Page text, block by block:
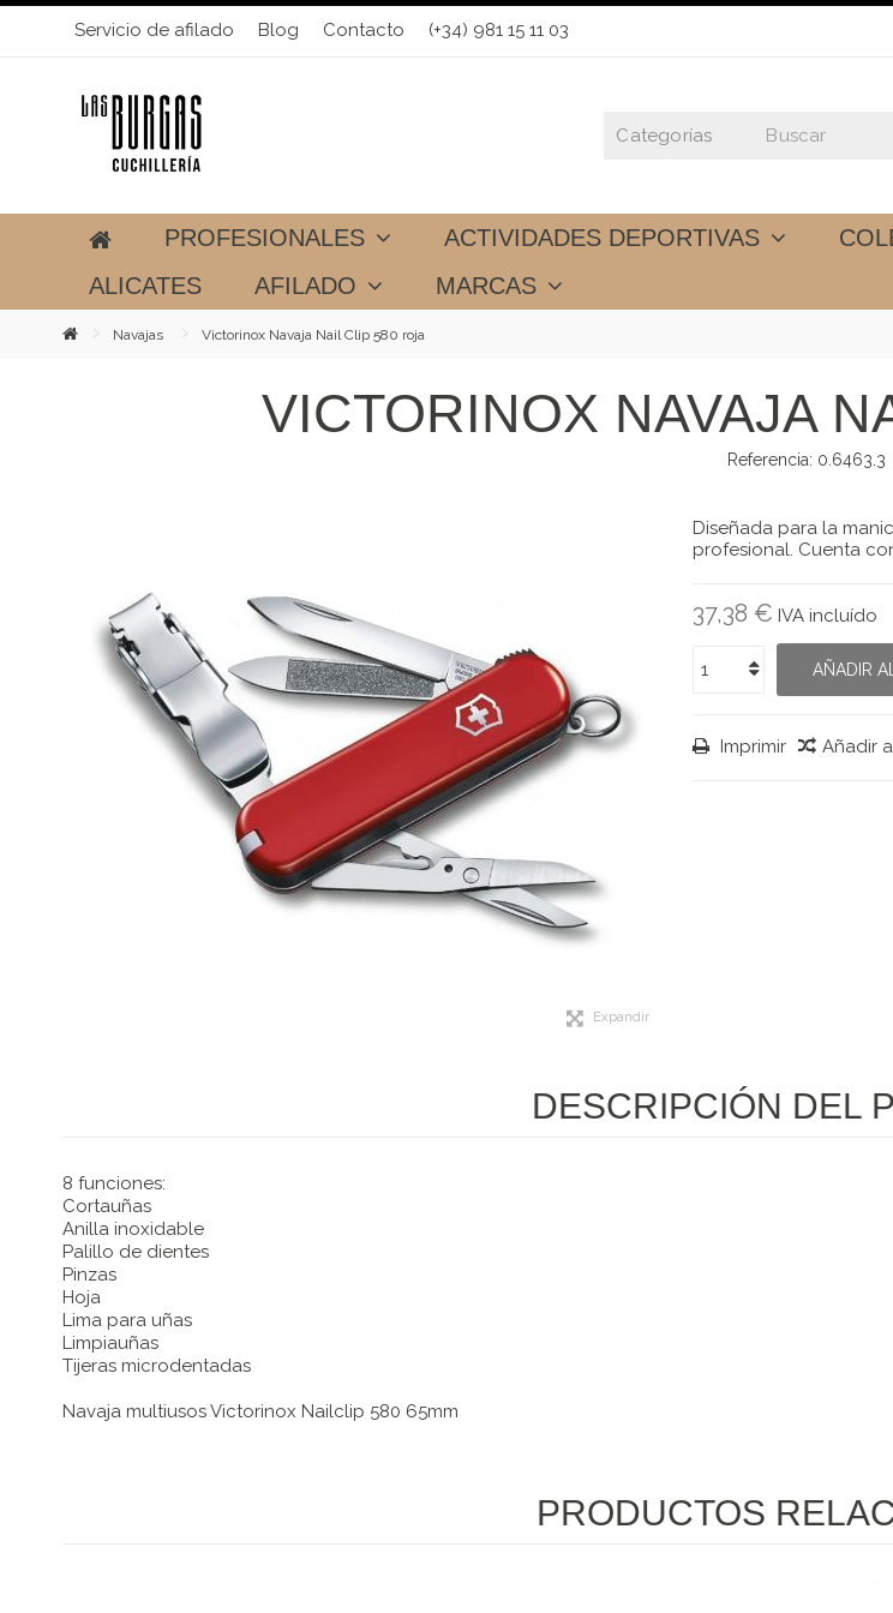
Servicio de afilado Blog Contacto (+34) 981 15 11 03
PROFESIONALES ACTIVIDADES DEPORTIVAS
ALICATES
AFILADO MARCAS
Navajas Victorinox Navaja Nail Clip 580 roja
VICTORINOX NAVAJA
Referencia: 0.6463.3
Expandir
Diseñada para la
profesional. Cuenta
37,38 € IVA incluído
AÑADIR
Imprimir Añadir
DESCRIPCIÓN DEL
8 funciones:
Cortauñas
Anilla inoxidable
Palillo de dientes
Pinzas
Hoja
Lima para uñas
Limpiauñas
Tijeras microdentadas
Navaja multiusos Victorinox Nailclip 580 65mm
PRODUCTOS